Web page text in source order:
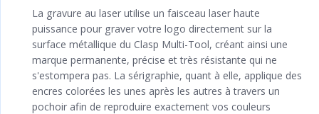
La gravure au laser utilise un faisceau laser haute
puissance pour graver votre logo directement sur la
surface métallique du Clasp Multi-Tool, créant ainsi une
marque permanente, précise et très résistante qui ne
s'estompera pas. La sérigraphie, quant à elle, applique des
encres colorées les unes après les autres à travers un
pochoir afin de reproduire exactement vos couleurs